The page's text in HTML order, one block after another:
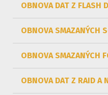
OBNOVA DAT Z FLASH
OBNOVA SMAZANÝCH
OBNOVA SMAZANÝCH
OBNOVA DAT Z RAID A